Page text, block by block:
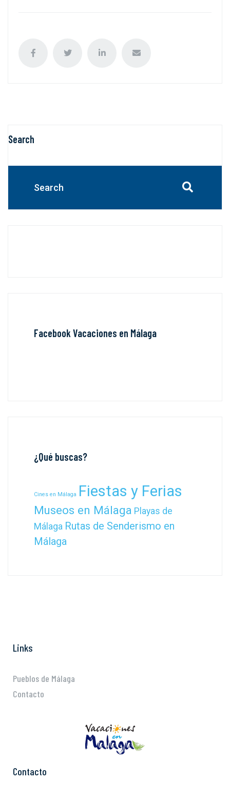
Search
Facebook Vacaciones en Málaga
¿Qué buscas?
Cines en Málaga Fiestas y Ferias
Museos en Málaga Playas de
Málaga Rutas de Senderismo en
Málaga
Links
Pueblos de Málaga
Contacto
Contacto